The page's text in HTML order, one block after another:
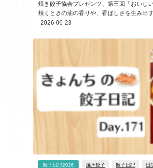
焼き餃子協会プレゼンツ、第三回「おいし
焼くときの油の香りや、香ばしさを生み出す
2026-06-23
餃子日記2026 焼き餃子 餃子日記 日